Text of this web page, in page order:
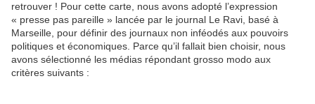
retrouver ! Pour cette carte, nous avons adopté l’expression
« presse pas pareille » lancée par le journal Le Ravi, basé à
Marseille, pour définir des journaux non inféodés aux pouvoirs
politiques et économiques. Parce qu’il fallait bien choisir, nous
avons sélectionné les médias répondant grosso modo aux
critères suivants :